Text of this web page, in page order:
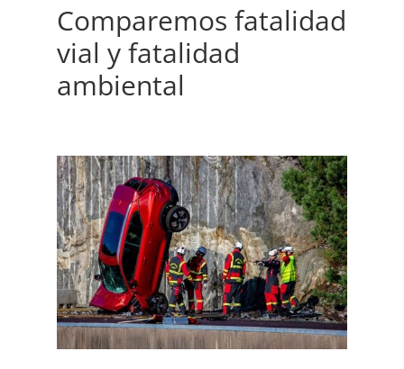
Comparemos fatalidad
vial y fatalidad
ambiental